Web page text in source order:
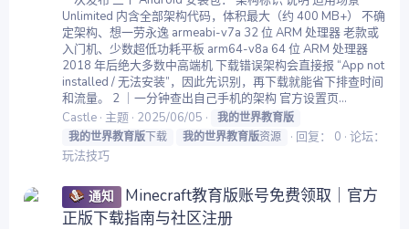
Unlimited 内含全部架构代码，体积最大（约 400 MB+） 不确
定架构、想一劳永逸 armeabi-v7a 32 位 ARM 处理器 老款或
入门机、少数超低功耗平板 arm64-v8a 64 位 ARM 处理器
2018 年后绝大多数中高端机 下载错误架构会直接报 “App not
installed / 无法安装”，因此先识别，再下载就能省下排查时间
和流量。 2 ｜一分钟查出自己手机的架构 官方设置页...
Castle 主题 2025/06/05
我的世界教育版
我的世界教育版下载 我的世界教育版资源 回复： 0 论坛：
玩法技巧
通知
Minecraft教育版账号免费领取｜官方
正版下载指南与社区注册